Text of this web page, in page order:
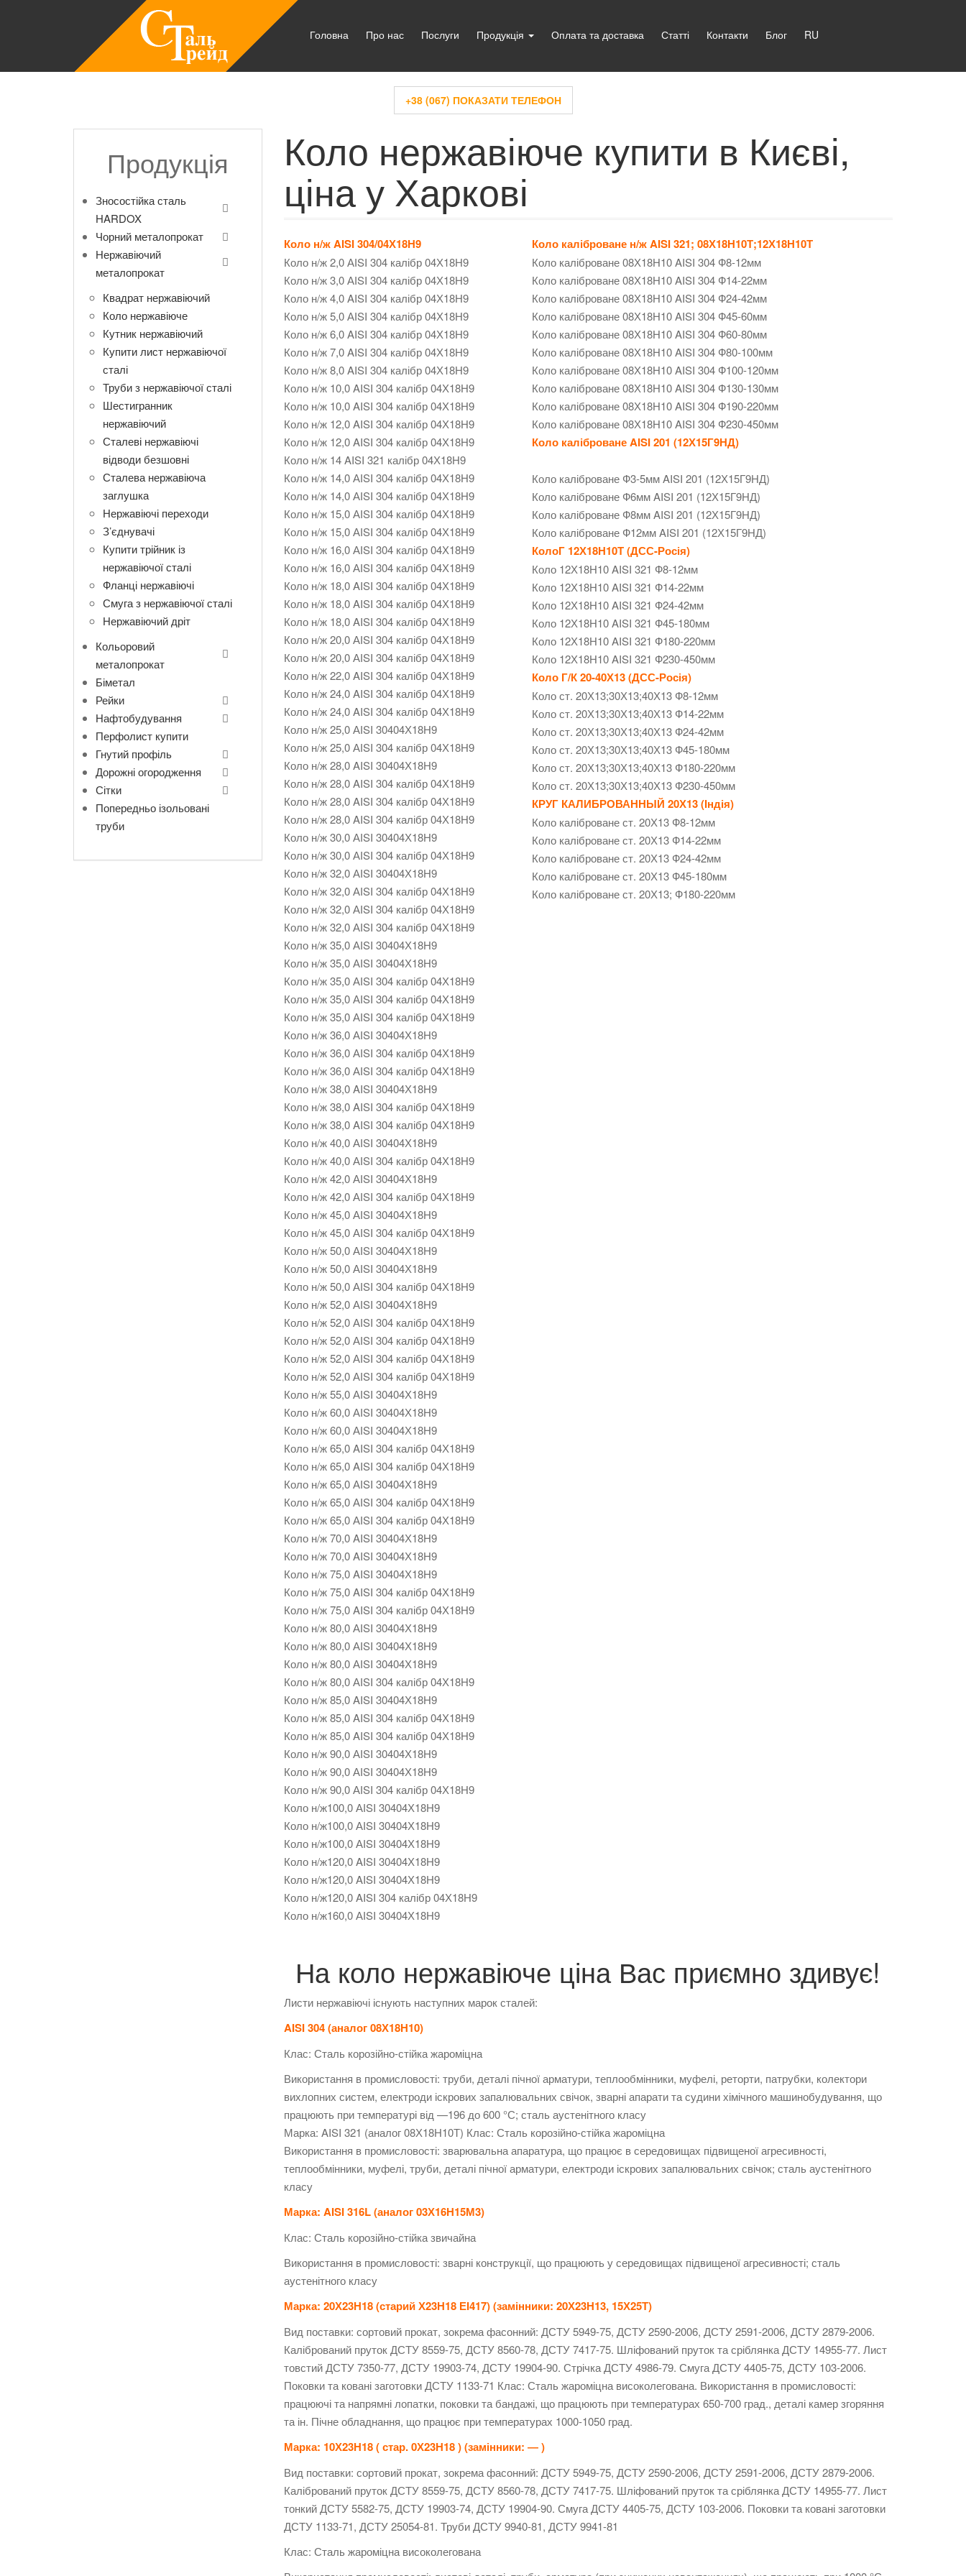
Головна Про нас Послуги Продукція Оплата та доставка Статті Контакти Блог RU
+38 (067) ПОКАЗАТИ ТЕЛЕФОН
Коло нержавіюче купити в Києві,
ціна у Харкові
Коло н/ж AISI 304/04Х18Н9
Коло н/ж 2,0 АІSI 304 калібр 04Х18Н9
Коло н/ж 3,0 АІSI 304 калібр 04Х18Н9
Коло н/ж 4,0 AISI 304 калібр 04Х18Н9
Коло н/ж 5,0 АІSI 304 калібр 04Х18Н9
Коло н/ж 6,0 AISI 304 калібр 04Х18Н9
Коло н/ж 7,0 AISI 304 калібр 04Х18Н9
Коло н/ж 8,0 AISI 304 калібр 04Х18Н9
Коло н/ж 10,0 AISI 304 калібр 04Х18Н9
Коло н/ж 10,0 AISI 304 калібр 04Х18Н9
Коло н/ж 12,0 AISI 304 калібр 04Х18Н9
Коло н/ж 12,0 AISI 304 калібр 04Х18Н9
Коло н/ж 14 AISI 321 калібр 04Х18Н9
Коло н/ж 14,0 АІSI 304 калібр 04Х18Н9
Коло н/ж 14,0 АІSI 304 калібр 04Х18Н9
Коло н/ж 15,0 АІSI 304 калібр 04Х18Н9
Коло н/ж 15,0 АІSI 304 калібр 04Х18Н9
Коло н/ж 16,0 АІSI 304 калібр 04Х18Н9
Коло н/ж 16,0 АІSI 304 калібр 04Х18Н9
Коло н/ж 18,0 AISI 304 калібр 04Х18Н9
Коло н/ж 18,0 AISI 304 калібр 04Х18Н9
Коло н/ж 18,0 AISI 304 калібр 04Х18Н9
Коло н/ж 20,0 АІSI 304 калібр 04Х18Н9
Коло н/ж 20,0 АІSI 304 калібр 04Х18Н9
Коло н/ж 22,0 AISI 304 калібр 04Х18Н9
Коло н/ж 24,0 AISI 304 калібр 04Х18Н9
Коло н/ж 24,0 AISI 304 калібр 04Х18Н9
Коло н/ж 25,0 АІSI 30404Х18Н9
Коло н/ж 25,0 АІSI 304 калібр 04Х18Н9
Коло н/ж 28,0 AISI 30404Х18Н9
Коло н/ж 28,0 AISI 304 калібр 04Х18Н9
Коло н/ж 28,0 AISI 304 калібр 04Х18Н9
Коло н/ж 28,0 AISI 304 калібр 04Х18Н9
Коло н/ж 30,0 АІSI 30404Х18Н9
Коло н/ж 30,0 АІSI 304 калібр 04Х18Н9
Коло н/ж 32,0 АІSI 30404Х18Н9
Коло н/ж 32,0 АІSI 304 калібр 04Х18Н9
Коло н/ж 32,0 АІSI 304 калібр 04Х18Н9
Коло н/ж 32,0 АІSI 304 калібр 04Х18Н9
Коло н/ж 35,0 АІSI 30404Х18Н9
Коло н/ж 35,0 АІSI 30404Х18Н9
Коло н/ж 35,0 АІSI 304 калібр 04Х18Н9
Коло н/ж 35,0 АІSI 304 калібр 04Х18Н9
Коло н/ж 35,0 АІSI 304 калібр 04Х18Н9
Коло н/ж 36,0 АІSI 30404Х18Н9
Коло н/ж 36,0 АІSI 304 калібр 04Х18Н9
Коло н/ж 36,0 АІSI 304 калібр 04Х18Н9
Коло н/ж 38,0 AISI 30404Х18Н9
Коло н/ж 38,0 AISI 304 калібр 04Х18Н9
Коло н/ж 38,0 AISI 304 калібр 04Х18Н9
Коло н/ж 40,0 АІSI 30404Х18Н9
Коло н/ж 40,0 АІSI 304 калібр 04Х18Н9
Коло н/ж 42,0 АІSI 30404Х18Н9
Коло н/ж 42,0 АІSI 304 калібр 04Х18Н9
Коло н/ж 45,0 АІSI 30404Х18Н9
Коло н/ж 45,0 АІSI 304 калібр 04Х18Н9
Коло н/ж 50,0 АІSI 30404Х18Н9
Коло н/ж 50,0 АІSI 30404Х18Н9
Коло н/ж 50,0 АІSI 304 калібр 04Х18Н9
Коло н/ж 52,0 АІSI 30404Х18Н9
Коло н/ж 52,0 АІSI 304 калібр 04Х18Н9
Коло н/ж 52,0 АІSI 304 калібр 04Х18Н9
Коло н/ж 52,0 АІSI 304 калібр 04Х18Н9
Коло н/ж 52,0 АІSI 304 калібр 04Х18Н9
Коло н/ж 55,0 АІSI 30404Х18Н9
Коло н/ж 60,0 АІSI 30404Х18Н9
Коло н/ж 60,0 АІSI 30404Х18Н9
Коло н/ж 65,0 AISI 304 калібр 04Х18Н9
Коло н/ж 65,0 AISI 304 калібр 04Х18Н9
Коло н/ж 65,0 АІSI 30404Х18Н9
Коло н/ж 65,0 АІSI 304 калібр 04Х18Н9
Коло н/ж 65,0 АІSI 304 калібр 04Х18Н9
Коло н/ж 70,0 AISI 30404Х18Н9
Коло н/ж 70,0 AISI 30404Х18Н9
Коло н/ж 75,0 AISI 30404Х18Н9
Коло н/ж 75,0 AISI 304 калібр 04Х18Н9
Коло н/ж 75,0 AISI 304 калібр 04Х18Н9
Коло н/ж 80,0 АІSI 30404Х18Н9
Коло н/ж 80,0 АІSI 30404Х18Н9
Коло н/ж 80,0 АІSI 30404Х18Н9
Коло н/ж 80,0 АІSI 304 калібр 04Х18Н9
Коло н/ж 85,0 AISI 30404Х18Н9
Коло н/ж 85,0 AISI 304 калібр 04Х18Н9
Коло н/ж 85,0 AISI 304 калібр 04Х18Н9
Коло н/ж 90,0 АІSI 30404Х18Н9
Коло н/ж 90,0 АІSI 30404Х18Н9
Коло н/ж 90,0 АІSI 304 калібр 04Х18Н9
Коло н/ж100,0 АІSI 30404Х18Н9
Коло н/ж100,0 АІSI 30404Х18Н9
Коло н/ж100,0 АІSI 30404Х18Н9
Коло н/ж120,0 AISI 30404Х18Н9
Коло н/ж120,0 AISI 30404Х18Н9
Коло н/ж120,0 AISI 304 калібр 04Х18Н9
Коло н/ж160,0 АІSI 30404Х18Н9
Коло каліброване н/ж AISI 321; 08Х18Н10Т;12Х18Н10Т
Коло каліброване 08Х18Н10 AISI 304 Ф8-12мм
Коло каліброване 08Х18Н10 AISI 304 Ф14-22мм
Коло каліброване 08Х18Н10 AISI 304 Ф24-42мм
Коло каліброване 08Х18Н10 AISI 304 Ф45-60мм
Коло каліброване 08Х18Н10 AISI 304 Ф60-80мм
Коло каліброване 08Х18Н10 AISI 304 Ф80-100мм
Коло каліброване 08Х18Н10 AISI 304 Ф100-120мм
Коло каліброване 08Х18Н10 AISI 304 Ф130-130мм
Коло каліброване 08Х18Н10 AISI 304 Ф190-220мм
Коло каліброване 08Х18Н10 AISI 304 Ф230-450мм
Коло каліброванеAISI 201 (12Х15Г9НД)
Коло каліброване Ф3-5мм AISI 201 (12Х15Г9НД)
Коло каліброване Ф6мм AISI 201 (12Х15Г9НД)
Коло каліброване Ф8мм AISI 201 (12Х15Г9НД)
Коло каліброване Ф12мм AISI 201 (12Х15Г9НД)
КолоГ 12Х18Н10Т (ДСС-Росія)
Коло 12Х18Н10 AISI 321 Ф8-12мм
Коло 12Х18Н10 AISI 321 Ф14-22мм
Коло 12Х18Н10 AISI 321 Ф24-42мм
Коло 12Х18Н10 AISI 321 Ф45-180мм
Коло 12Х18Н10 AISI 321 Ф180-220мм
Коло 12Х18Н10 AISI 321 Ф230-450мм
Коло Г/К 20-40Х13 (ДСС-Росія)
Коло ст. 20Х13;30Х13;40Х13 Ф8-12мм
Коло ст. 20Х13;30Х13;40Х13 Ф14-22мм
Коло ст. 20Х13;30Х13;40Х13 Ф24-42мм
Коло ст. 20Х13;30Х13;40Х13 Ф45-180мм
Коло ст. 20Х13;30Х13;40Х13 Ф180-220мм
Коло ст. 20Х13;30Х13;40Х13 Ф230-450мм
КРУГ КАЛИБРОВАННЫЙ 20Х13 (Індія)
Коло каліброване ст. 20Х13 Ф8-12мм
Коло каліброване ст. 20Х13 Ф14-22мм
Коло каліброване ст. 20Х13 Ф24-42мм
Коло каліброване ст. 20Х13 Ф45-180мм
Коло каліброване ст. 20Х13; Ф180-220мм
На коло нержавіюче ціна Вас приємно здивує!
Листи нержавіючі існують наступних марок сталей:
AISI 304 (аналог 08Х18Н10)
Клас: Сталь корозійно-стійка жароміцна
Використання в промисловості: труби, деталі пічної арматури, теплообмінники, муфелі, реторти, патрубки, колектори
вихлопних систем, електроди іскрових запалювальних свічок, зварні апарати та судини хімічного машинобудування, що
працюють при температурі від —196 до 600 °С; сталь аустенітного класу
Марка: AISI 321 (аналог 08Х18Н10Т) Клас: Сталь корозійно-стійка жароміцна
Використання в промисловості: зварювальна апаратура, що працює в середовищах підвищеної агресивності,
теплообмінники, муфелі, труби, деталі пічної арматури, електроди іскрових запалювальних свічок; сталь аустенітного
класу
Марка: AISI 316L (аналог 03Х16Н15М3)
Клас: Сталь корозійно-стійка звичайна
Використання в промисловості: зварні конструкції, що працюють у середовищах підвищеної агресивності; сталь
аустенітного класу
Марка: 20Х23Н18 (старий Х23Н18 ЕІ417) (замінники: 20Х23Н13, 15Х25Т)
Вид поставки: сортовий прокат, зокрема фасонний: ДСТУ 5949-75, ДСТУ 2590-2006, ДСТУ 2591-2006, ДСТУ 2879-2006.
Калібрований пруток ДСТУ 8559-75, ДСТУ 8560-78, ДСТУ 7417-75. Шліфований пруток та сріблянка ДСТУ 14955-77. Лист
товстий ДСТУ 7350-77, ДСТУ 19903-74, ДСТУ 19904-90. Стрічка ДСТУ 4986-79. Смуга ДСТУ 4405-75, ДСТУ 103-2006.
Поковки та ковані заготовки ДСТУ 1133-71 Клас: Сталь жароміцна високолегована. Використання в промисловості:
працюючі та напрямні лопатки, поковки та бандажі, що працюють при температурах 650-700 град., деталі камер згоряння
та ін. Пічне обладнання, що працює при температурах 1000-1050 град.
Марка: 10Х23Н18 ( стар. 0Х23Н18 ) (замінники: ― )
Вид поставки: сортовий прокат, зокрема фасонний: ДСТУ 5949-75, ДСТУ 2590-2006, ДСТУ 2591-2006, ДСТУ 2879-2006.
Калібрований пруток ДСТУ 8559-75, ДСТУ 8560-78, ДСТУ 7417-75. Шліфований пруток та сріблянка ДСТУ 14955-77. Лист
тонкий ДСТУ 5582-75, ДСТУ 19903-74, ДСТУ 19904-90. Смуга ДСТУ 4405-75, ДСТУ 103-2006. Поковки та ковані заготовки
ДСТУ 1133-71, ДСТУ 25054-81. Труби ДСТУ 9940-81, ДСТУ 9941-81
Клас: Сталь жароміцна високолегована
Продукція
Зносостійка сталь
HARDOX
Чорний металопрокат
Нержавіючий
металопрокат
Квадрат нержавіючий
Коло нержавіюче
Кутник нержавіючий
Купити лист нержавіючої
сталі
Труби з нержавіючої сталі
Шестигранник
нержавіючий
Сталеві нержавіючі
відводи безшовні
Сталева нержавіюча
заглушка
Нержавіючі переходи
З’єднувачі
Купити трійник із
нержавіючої сталі
Фланці нержавіючі
Смуга з нержавіючої сталі
Нержавіючий дріт
Кольоровий
металопрокат
Біметал
Рейки
Нафтобудування
Перфолист купити
Гнутий профіль
Дорожні огородження
Сітки
Попередньо ізольовані
труби